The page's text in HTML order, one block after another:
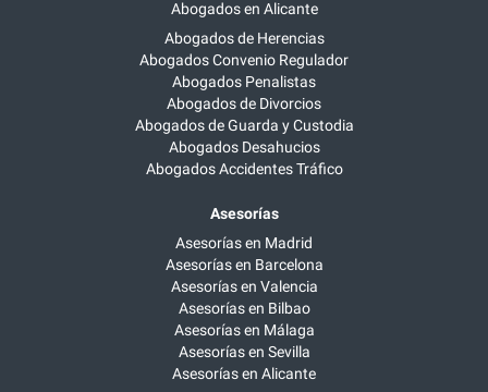
Abogados en Alicante
Abogados de Herencias
Abogados Convenio Regulador
Abogados Penalistas
Abogados de Divorcios
Abogados de Guarda y Custodia
Abogados Desahucios
Abogados Accidentes Tráfico
Asesorías
Asesorías en Madrid
Asesorías en Barcelona
Asesorías en Valencia
Asesorías en Bilbao
Asesorías en Málaga
Asesorías en Sevilla
Asesorías en Alicante